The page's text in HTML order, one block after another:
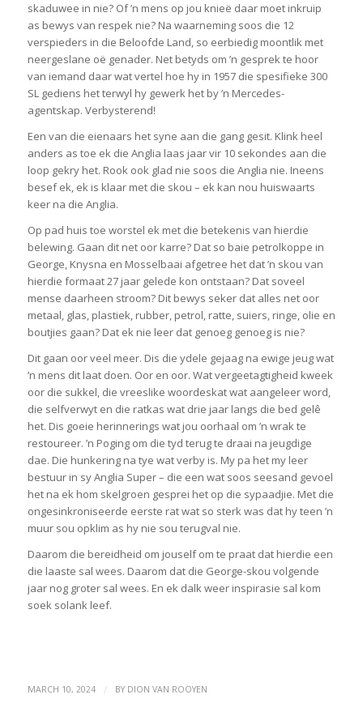
skaduwee in nie? Of ’n mens op jou knieë daar moet inkruip
as bewys van respek nie? Na waarneming soos die 12
verspieders in die Beloofde Land, so eerbiedig moontlik met
neergeslane oë genader. Net betyds om ’n gesprek te hoor
van iemand daar wat vertel hoe hy in 1957 die spesifieke 300
SL gediens het terwyl hy gewerk het by ’n Mercedes-
agentskap. Verbysterend!
Een van die eienaars het syne aan die gang gesit. Klink heel
anders as toe ek die Anglia laas jaar vir 10 sekondes aan die
loop gekry het. Rook ook glad nie soos die Anglia nie. Ineens
besef ek, ek is klaar met die skou – ek kan nou huiswaarts
keer na die Anglia.
Op pad huis toe worstel ek met die betekenis van hierdie
belewing. Gaan dit net oor karre? Dat so baie petrolkoppe in
George, Knysna en Mosselbaai afgetree het dat ’n skou van
hierdie formaat 27 jaar gelede kon ontstaan? Dat soveel
mense daarheen stroom? Dit bewys seker dat alles net oor
metaal, glas, plastiek, rubber, petrol, ratte, suiers, ringe, olie en
boutjies gaan? Dat ek nie leer dat genoeg genoeg is nie?
Dit gaan oor veel meer. Dis die ydele gejaag na ewige jeug wat
’n mens dit laat doen. Oor en oor. Wat vergeetagtigheid kweek
oor die sukkel, die vreeslike woordeskat wat aangeleer word,
die selfverwyt en die ratkas wat drie jaar langs die bed gelê
het. Dis goeie herinnerings wat jou oorhaal om ’n wrak te
restoureer. ’n Poging om die tyd terug te draai na jeugdige
dae. Die hunkering na tye wat verby is. My pa het my leer
bestuur in sy Anglia Super – die een wat soos seesand gevoel
het na ek hom skelgroen gesprei het op die sypaadjie. Met die
ongesinkroniseerde eerste rat wat so sterk was dat hy teen ’n
muur sou opklim as hy nie sou terugval nie.
Daarom die bereidheid om jouself om te praat dat hierdie een
die laaste sal wees. Daarom dat die George-skou volgende
jaar nog groter sal wees. En ek dalk weer inspirasie sal kom
soek solank leef.
MARCH 10, 2024 / BY DION VAN ROOYEN